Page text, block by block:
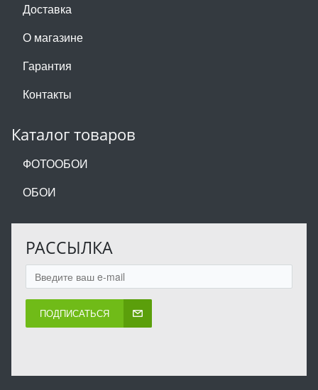
Доставка
О магазине
Гарантия
Контакты
Каталог товаров
ФОТООБОИ
ОБОИ
РАССЫЛКА
ПОДПИСАТЬСЯ